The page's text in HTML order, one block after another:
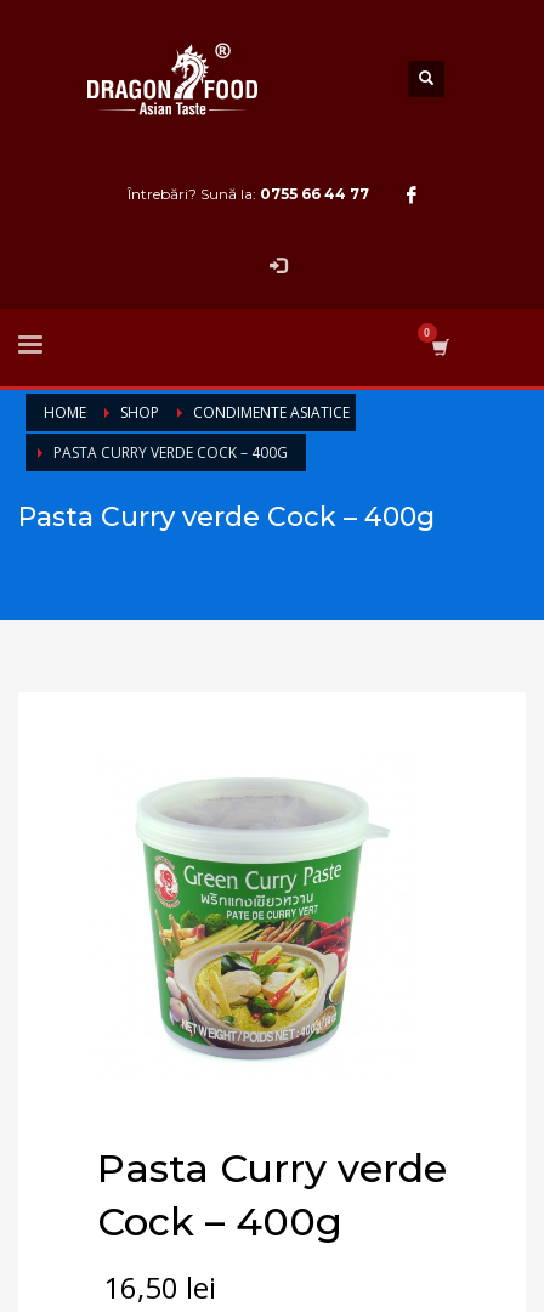
Întrebări? Sună la: 0755 66 44 77
HOME SHOP
CONDIMENTE ASIATICE
PASTA CURRY VERDE COCK – 400G
Pasta Curry verde Cock – 400g
Pasta Curry verde
Cock – 400g
16,50 lei